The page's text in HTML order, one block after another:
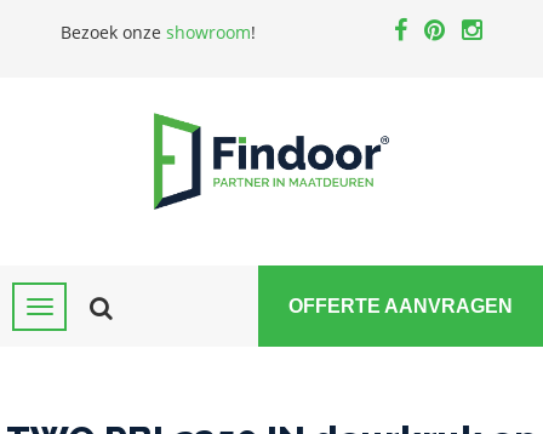
Bezoek onze showroom!
OFFERTE AANVRAGEN